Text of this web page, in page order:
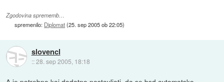
Zgodovina sprememb…
spremenilo: Diplomat(25. sep 2005 ob 22:05)
slovencl
::28. sep 2005, 18:18